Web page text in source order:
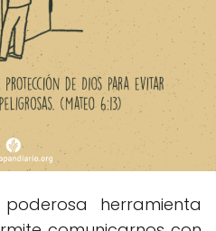
herramienta